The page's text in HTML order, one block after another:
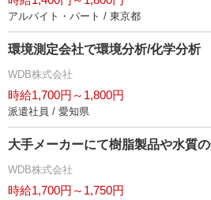
アルバイト・パート / 東京都
環境測定会社で環境分析/化学分析
WDB株式会社
時給1,700円～1,800円
派遣社員 / 愛知県
大手メーカーにて樹脂製品や水質
WDB株式会社
時給1,700円～1,750円